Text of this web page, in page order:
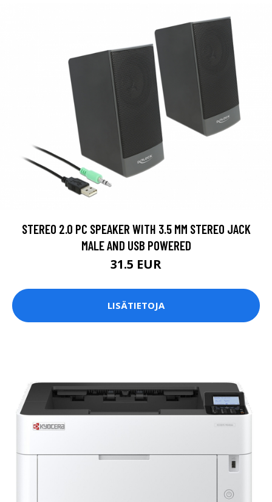
STEREO 2.0 PC SPEAKER WITH 3.5 MM STEREO JACK
MALE AND USB POWERED
31.5 EUR
LISÄTIETOJA